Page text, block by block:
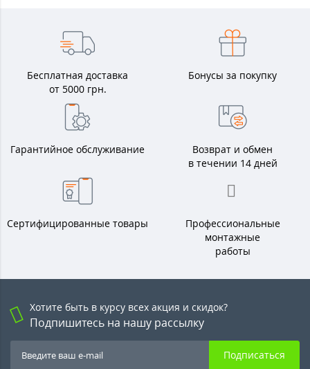
Бесплатная доставка
от 5000 грн.
Бонусы за покупку
Гарантийное обслуживание
Возврат и обмен
в течении 14 дней
Сертифицированные товары
Профессиональные
монтажные
работы
Хотите быть в курсу всех акция и скидок?
Подпишитесь на нашу рассылку
Подписаться